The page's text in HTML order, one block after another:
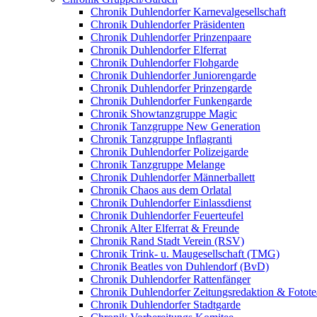
Chronik Duhlendorfer Karnevalgesellschaft
Chronik Duhlendorfer Präsidenten
Chronik Duhlendorfer Prinzenpaare
Chronik Duhlendorfer Elferrat
Chronik Duhlendorfer Flohgarde
Chronik Duhlendorfer Juniorengarde
Chronik Duhlendorfer Prinzengarde
Chronik Duhlendorfer Funkengarde
Chronik Showtanzgruppe Magic
Chronik Tanzgruppe New Generation
Chronik Tanzgruppe Inflagranti
Chronik Duhlendorfer Polizeigarde
Chronik Tanzgruppe Melange
Chronik Duhlendorfer Männerballett
Chronik Chaos aus dem Orlatal
Chronik Duhlendorfer Einlassdienst
Chronik Duhlendorfer Feuerteufel
Chronik Alter Elferrat & Freunde
Chronik Rand Stadt Verein (RSV)
Chronik Trink- u. Maugesellschaft (TMG)
Chronik Beatles von Duhlendorf (BvD)
Chronik Duhlendorfer Rattenfänger
Chronik Duhlendorfer Zeitungsredaktion &
Chronik Duhlendorfer Stadtgarde